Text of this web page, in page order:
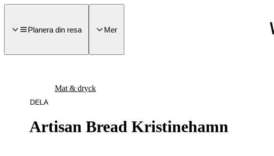
till
Planera din resa
Mer
Artisan Bread Kristinehamn
Mat & dryck
DELA